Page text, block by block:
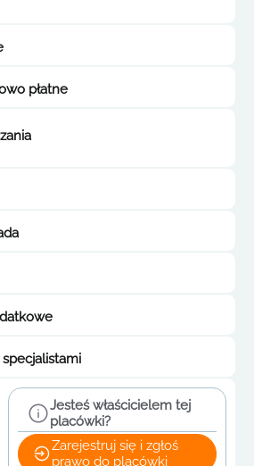
płatne
Jesteś właścicielem tej
placówki?
Zarejestruj się i zgłoś
prawo do placówki